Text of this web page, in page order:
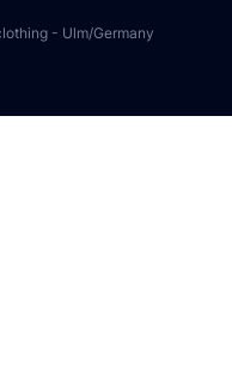
- Ulm/Germany